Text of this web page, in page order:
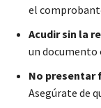
el
Acudir sin la
un
No presentar
Asegúrate de